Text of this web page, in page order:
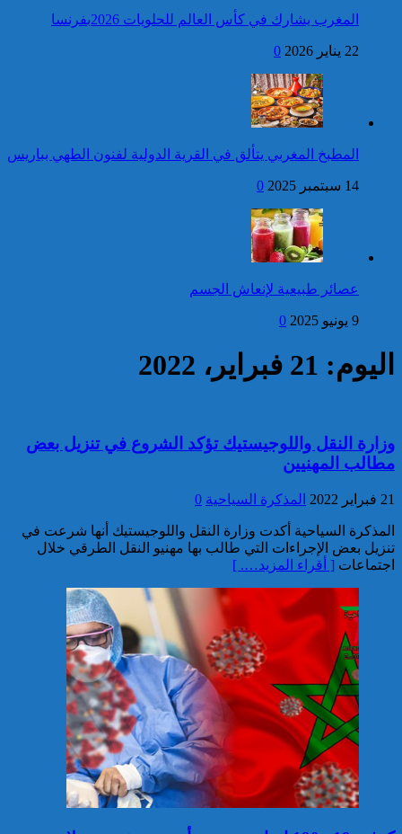
برقية تهنئة إلى جلالة الملك
من الأمين العام لجامعة
الدول العربية بمناسبة عيد
فتح بحث للتحقق من الأفعال
الإجرامية المنسوبة لأربع وعشرين
شخصا للاشتباه في تورطهم في
الامتناع عن القيام بعمل من أعمال
وظيفتهم بغرض الارتشاء
واستغلال النفوذ
إحصائيات مكافحة الجريمة ..
استمرار ارتفاع معدل الزجر
بالعنف
تقديم 17 موقوفا على أنظار النيابة
العامة لدى محكمة الاستئناف
بالقنيطرة على إثر الأحداث التي
موظف أمن يتقدم بشكاية لدى
الوكيل العام للملك بمحكمة
الاستئناف بالدار البيضاء على
خلفية ادعاءات وهمية وجرائم
مزعومة نسبها له حساب على
شبكات التواصل الاجتماعي
كاريكاتير
كاريكاتير
كاريكاتير
المغرب يشارك في كأس العالم للحلويات 2026بفرنسا
22 يناير 2026 0
المطبخ المغربي يتألق في القرية الدولية لفنون الطهي بباريس
14 سبتمبر 2025 0
عصائر طبيعية لإنعاش الجسم
9 يونيو 2025 0
اليوم: 21 فبراير، 2022
وزارة النقل واللوجيستيك تؤكد الشروع في تنزيل بعض
مطالب المهنيين
21 فبراير 2022 المذكرة السياحية 0
المذكرة السياحية أكدت وزارة النقل واللوجيستيك أنها شرعت في
تنزيل بعض الإجراءات التي طالب بها مهنيو النقل الطرقي خلال
اجتماعات [ أقراء المزيد…. ]